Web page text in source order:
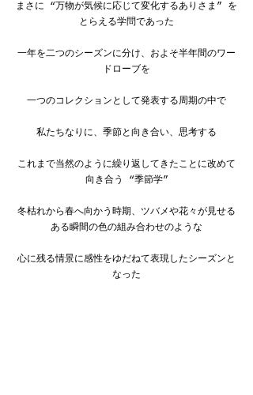
まさに “万物が気候に応じて変化するありさま” を
とらえる学問であった
一年を二つのシーズンに分け、およそ半年間のワー
ドローブを
一つのコレクションとして発表する周期の中で
私たちなりに、季節と向き合い、思考する
これまで当然のように繰り返してきたことに改めて
向き合う “季節学”
冬枯れから春へ向かう時期、ツバメや花々が見せる
ある瞬間の色の組み合わせのような
心に残る情景に感性をゆだねて表現したシーズンと
なった